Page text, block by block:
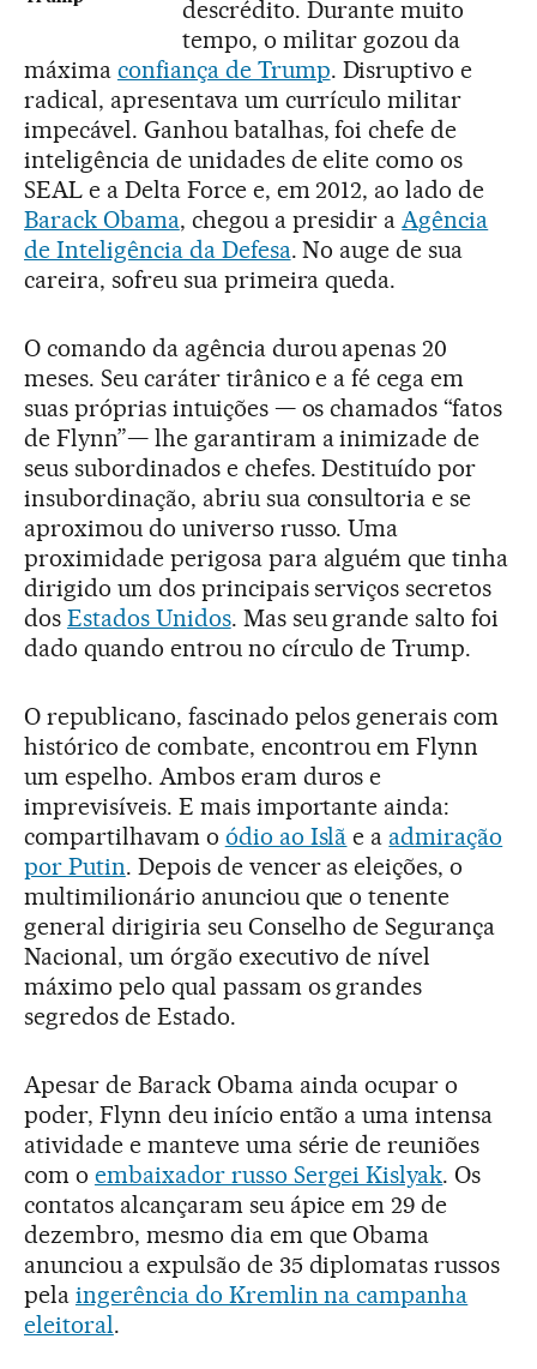
descrédito. Durante muito
tempo, o militar gozou da
máxima confiança de Trump. Disruptivo e
radical, apresentava um currículo militar
impecável. Ganhou batalhas, foi chefe de
inteligência de unidades de elite como os
SEAL e a Delta Force e, em 2012, ao lado de
Barack Obama, chegou a presidir a Agência
de Inteligência da Defesa. No auge de sua
careira, sofreu sua primeira queda.
O comando da agência durou apenas 20
meses. Seu caráter tirânico e a fé cega em
suas próprias intuições — os chamados “fatos
de Flynn”— lhe garantiram a inimizade de
seus subordinados e chefes. Destituído por
insubordinação, abriu sua consultoria e se
aproximou do universo russo. Uma
proximidade perigosa para alguém que tinha
dirigido um dos principais serviços secretos
dos Estados Unidos. Mas seu grande salto foi
dado quando entrou no círculo de Trump.
O republicano, fascinado pelos generais com
histórico de combate, encontrou em Flynn
um espelho. Ambos eram duros e
imprevisíveis. E mais importante ainda:
compartilhavam o ódio ao Islã e a admiração
por Putin. Depois de vencer as eleições, o
multimilionário anunciou que o tenente
general dirigiria seu Conselho de Segurança
Nacional, um órgão executivo de nível
máximo pelo qual passam os grandes
segredos de Estado.
Apesar de Barack Obama ainda ocupar o
poder, Flynn deu início então a uma intensa
atividade e manteve uma série de reuniões
com o embaixador russo Sergei Kislyak. Os
contatos alcançaram seu ápice em 29 de
dezembro, mesmo dia em que Obama
anunciou a expulsão de 35 diplomatas russos
pela ingerência do Kremlin na campanha
eleitoral.